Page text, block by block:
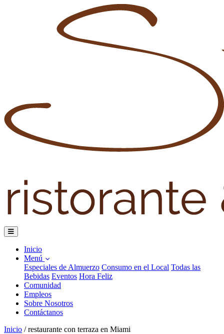
Inicio
Menú
Especiales de Almuerzo Consumo en el Local Todas las
Bebidas Eventos Hora Feliz
Comunidad
Empleos
Sobre Nosotros
Contáctanos
Inicio / restaurante con terraza en Miami